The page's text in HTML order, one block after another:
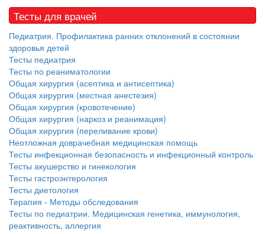
Тесты для врачей
Педиатрия. Профилактика ранних отклонений в состоянии
здоровья детей
Тесты педиатрия
Тесты по реаниматологии
Общая хирургия (асептика и антисептика)
Общая хирургия (местная анестезия)
Общая хирургия (кровотечение)
Общая хирургия (наркоз и реанимация)
Общая хирургия (переливание крови)
Неотложная доврачебная медицинская помощь
Тесты инфекционная безопасность и инфекционный контроль
Тесты акушерство и гинекология
Тесты гастроэнтерология
Тесты диетология
Терапия - Методы обследования
Тесты по педиатрии. Медицинская генетика, иммунология,
реактивность, аллергия